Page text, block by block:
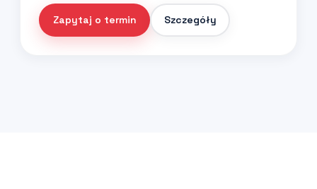
Zapytaj o termin Szczegóły